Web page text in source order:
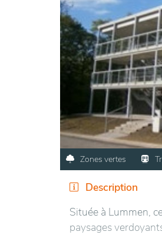
Zones vertes
Description
Située à Lummen,
paysages